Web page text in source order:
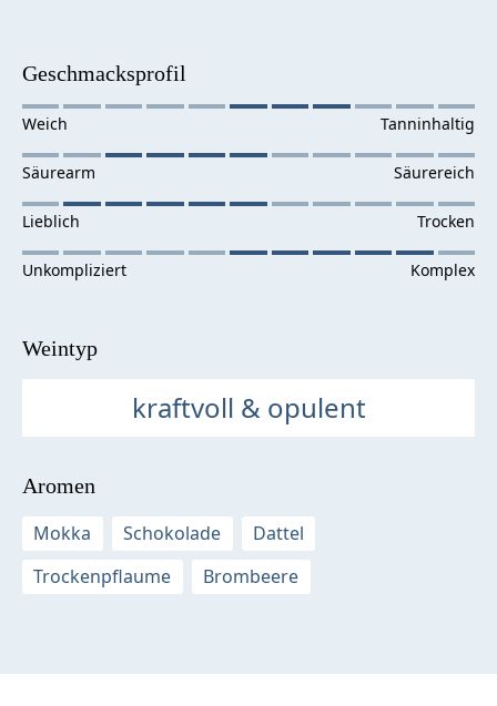
Geschmacksprofil
Weintyp
kraftvoll & opulent
Aromen
Mokka
Schokolade
Dattel
Trockenpflaume
Brombeere